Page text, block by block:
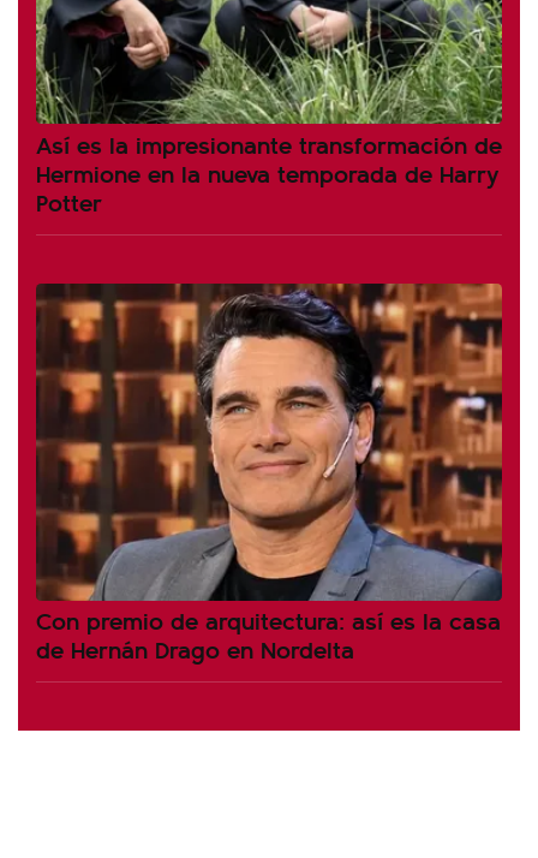
Así es la impresionante transformación de
Hermione en la nueva temporada de Harry
Potter
Con premio de arquitectura: así es la casa
de Hernán Drago en Nordelta